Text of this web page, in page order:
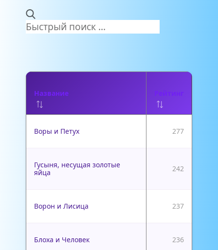
Название Рейтинг
Воры и Петух 277
Гусыня, несущая золотые
яйца
242
Ворон и Лисица 237
Блоха и Человек 236